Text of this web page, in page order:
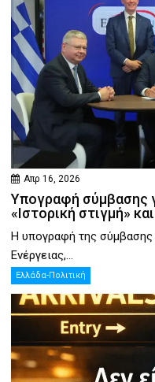
Απρ 16, 2026
Υπογραφή σύμβασης
«Ιστορική στιγμή»
Η υπογραφή της σύμβασης
Ενέργειας,...
Ελλάδα-Πολιτική